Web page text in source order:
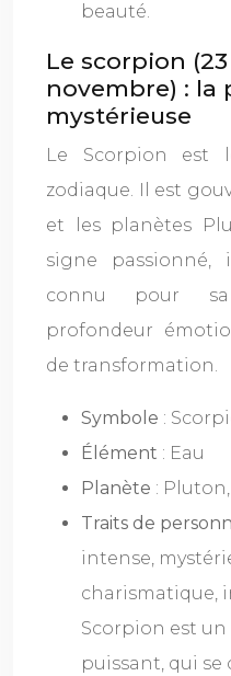
beauté.
Le scorpion
novembre) : la
mystérieuse
Le Scorpion est
zodiaque. Il est
et les planètes
signe passionné,
connu pour sa
profondeur
de transformation.
Symbole :
Élément : Eau
Planète :
Traits de
intense,
charismatique,
Scorpion est un
puissant, qui se